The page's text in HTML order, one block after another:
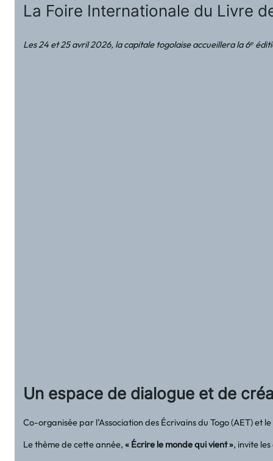
La Foire Internationale du Livre
Les 24 et 25 avril 2026, la capitale togolaise accueillera la 6ᵉ
Un espace de dialogue et de
Co-organisée par l’Association des Écrivains du Togo (AET)
Le thème de cette année,« Écrire le monde qui vient », invite